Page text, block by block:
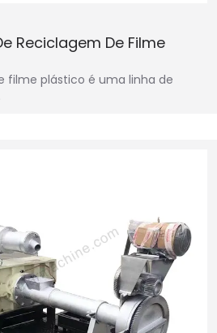
Reciclagem De Filme
filme plástico é uma linha de